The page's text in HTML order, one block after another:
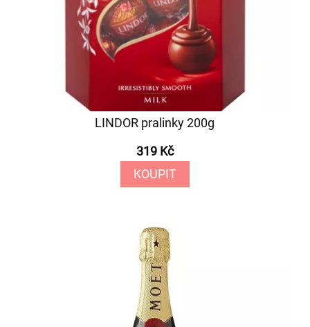
LINDOR pralinky 200g
319 Kč
KOUPIT